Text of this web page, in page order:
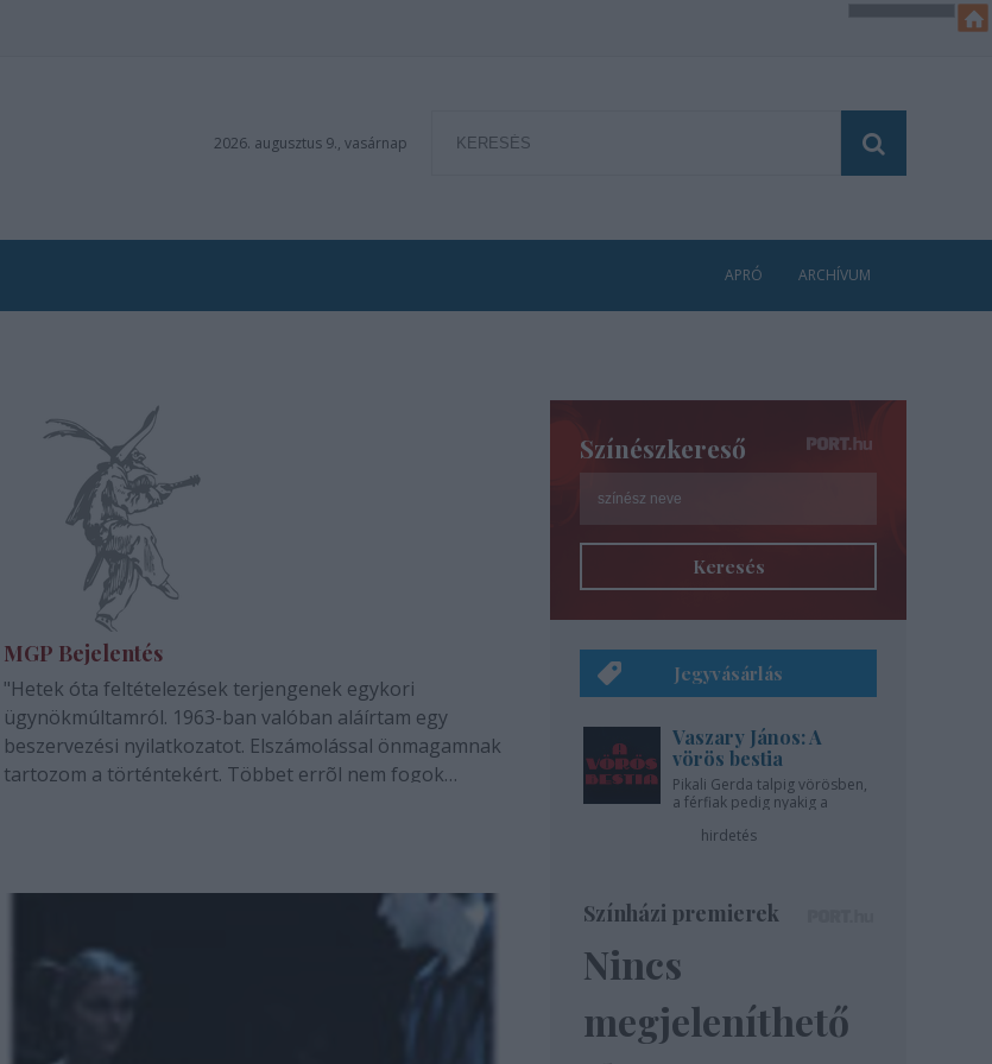
2026. augusztus 9., vasárnap
APRÓ ARCHÍVUM
MGP Bejelentés
"Hetek óta feltételezések terjengenek egykori
ügynökmúltamról. 1963-ban valóban aláírtam egy
beszervezési nyilatkozatot. Elszámolással önmagamnak
tartozom a történtekért. Többet errõl nem fogok
Színészkereső
Keresés
Jegyvásárlás
Vaszary János: A
vörös bestia
Pikali Gerda talpig vörösben,
a férfiak pedig nyakig a
hirdetés
Színházi premierek
Nincs
megjeleníthető